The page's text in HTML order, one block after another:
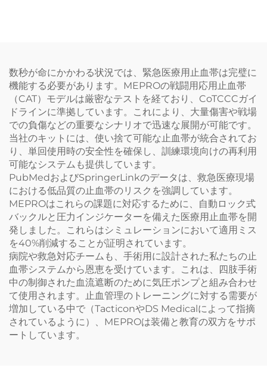
数秒が命にかかわる状況では、緊急医療用止血帯は完璧に
機能する必要があります。MEPROの戦闘用応用止血帯
（CAT）モデルは厳密なテストを経ており、CoTCCCガイ
ドラインに準拠しています。これにより、大量傷害や戦場
での負傷などの重要なシナリオで迅速な展開が可能です。
当社のキットには、使い捨て可能な止血帯が統合されてお
り、単回使用時の安全性を確保し、訓練環境向けの再利用
可能なシステムも提供しています。
PubMedおよびSpringerLinkのデータは、救急医療現場
における低品質の止血帯のリスクを強調しています。
MEPROはこれらの課題に対応するために、自動ロック式
バックルと圧力インジケーターを備えた医療用止血帯を開
発しました。これらはシミュレーションにおいて適用ミス
を40%削減することが証明されています。
病院や救急対応チームも、手術用に設計された私たちの止
血帯システムから恩恵を受けています。これは、四肢手術
中の制御された血流遮断のために気圧ポンプと組み合わせ
て使用されます。止血管理のトレーニングに対する需要が
増加している中で（TacticonやDS Medicalによって指摘
されているように）、MEPROは装備と教育の双方をサポ
ートしています。